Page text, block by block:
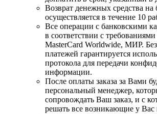
Возврат денежных средства на
осуществляется в течение 10
Все операции с банковскими
в соответствии с
MasterCard Worldwide, МИР.
платежей гарантируется
протокола для передачи
информации.
После оплаты заказа за Вами
персональный менеджер,
сопровождать Ваш заказ, и с
решать все возникающие у Вас